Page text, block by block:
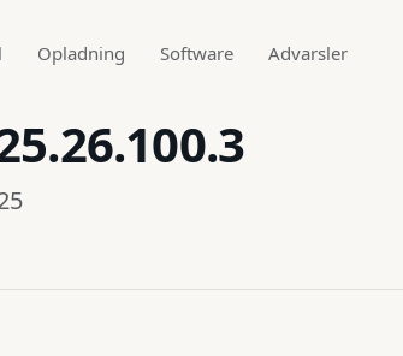
Opladning Software Advarsler